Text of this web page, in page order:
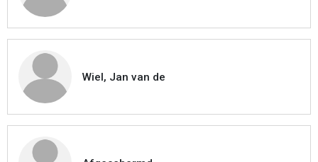
Wiel, Jan van de